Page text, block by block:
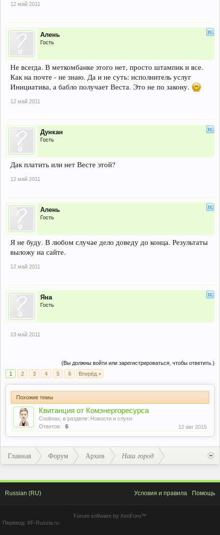
12 май 2011
Алень
Гость
Не всегда. В меткомбанке этого нет, просто штампик и все.
Как на почте - не знаю. Да и не суть: исполнитель услуг
Инициатива, а бабло получает Веста. Это не по закону.
12 май 2011
Дункан
Гость
Дак платить или нет Весте этой?
12 май 2011
Алень
Гость
Я не буду. В любом случае дело доведу до конца. Результаты
выложу на сайте.
12 май 2011
Яна
Гость
13 май 2011
(Вы должны войти или зарегистрироваться, чтобы ответить.)
1
2 3 4 5 6 Вперёд >
Похожие темы
Квитанция от Комэнергоресурса
Coolmax , в разделе: Новости и слухи
Ответов:
6 12 авг 2015
Главная Форум Архив Наш город
Russian (RU) Условия и правила Помощь
Forum software by XenForo™
Перевод: XF-Russia.ru